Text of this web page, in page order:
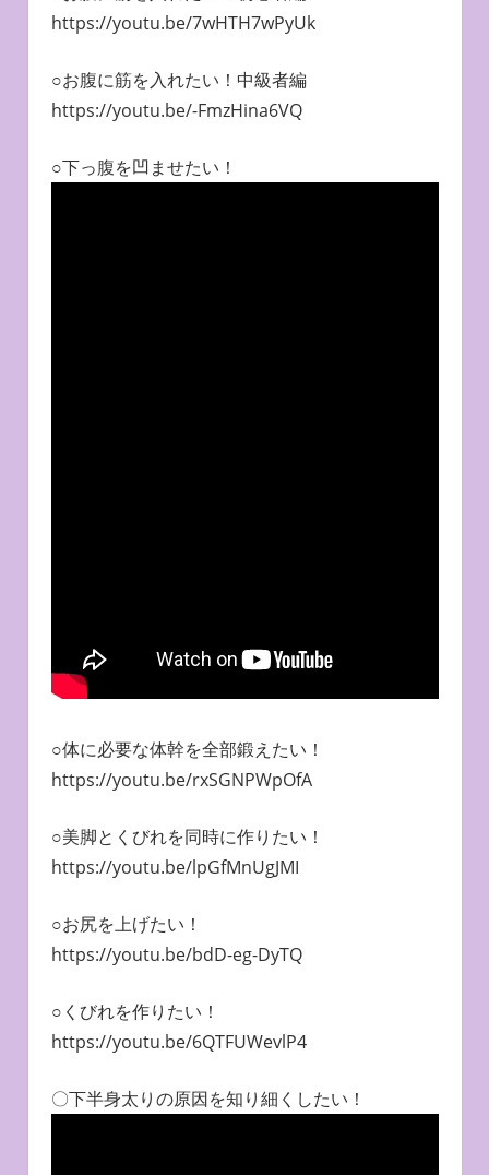
https://youtu.be/7wHTH7wPyUk
○お腹に筋を入れたい！中級者編
https://youtu.be/-FmzHina6VQ
○下っ腹を凹ませたい！
○体に必要な体幹を全部鍛えたい！
https://youtu.be/rxSGNPWpOfA
○美脚とくびれを同時に作りたい！
https://youtu.be/lpGfMnUgJMI
○お尻を上げたい！
https://youtu.be/bdD-eg-DyTQ
○くびれを作りたい！
https://youtu.be/6QTFUWevlP4
〇下半身太りの原因を知り細くしたい！